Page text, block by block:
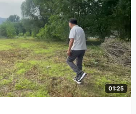
01:25